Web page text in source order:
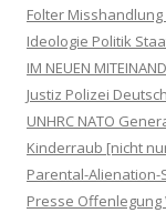
Folter Misshandlung
Ideologie Politik
IM NEUEN
Justiz Polizei
UNHRC NATO
Kinderraub [nicht
Parental-Alienation-
Presse